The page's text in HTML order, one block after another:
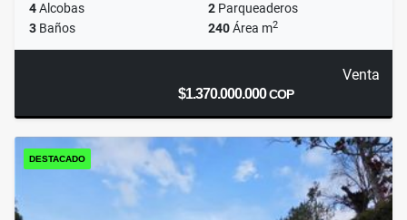
4Alcobas 2 Parqueaderos
3 Baños 240Área m2
Venta
$1.370.000.000COP
DESTACADO